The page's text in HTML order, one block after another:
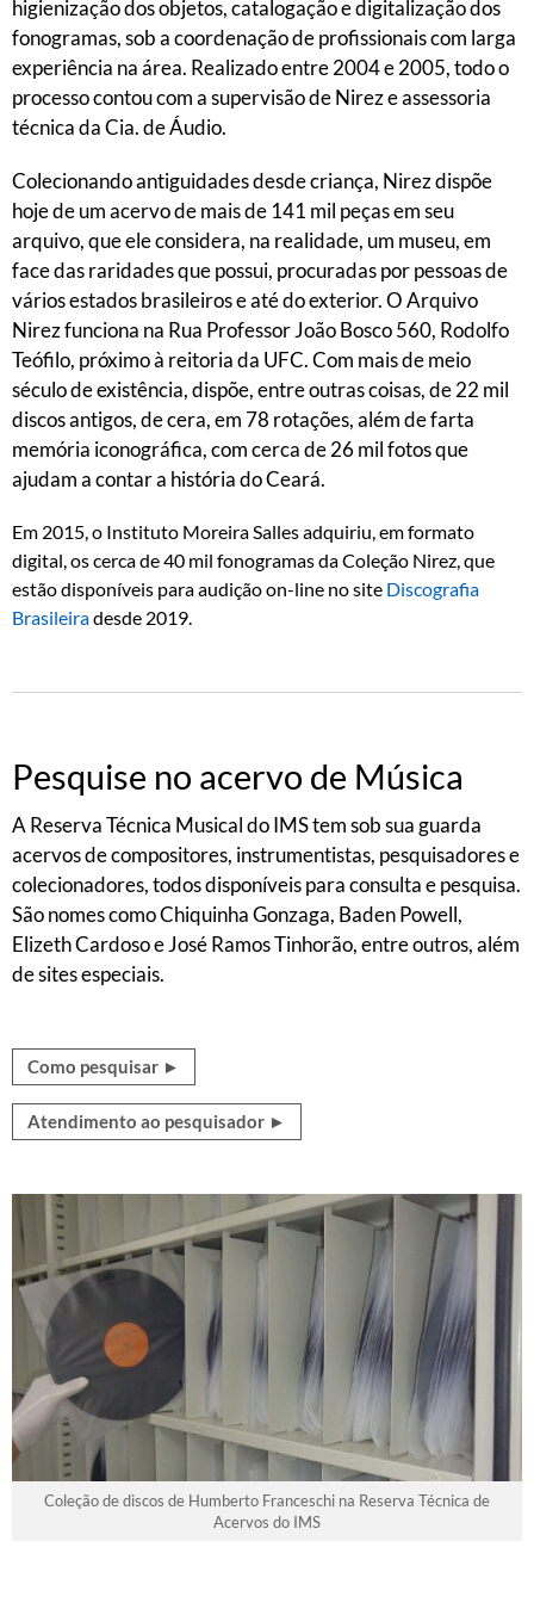
higienização dos objetos, catalogação e digitalização dos
fonogramas, sob a coordenação de profissionais com larga
experiência na área. Realizado entre 2004 e 2005, todo o
processo contou com a supervisão de Nirez e assessoria
técnica da Cia. de Áudio.
Colecionando antiguidades desde criança, Nirez dispõe
hoje de um acervo de mais de 141 mil peças em seu
arquivo, que ele considera, na realidade, um museu, em
face das raridades que possui, procuradas por pessoas de
vários estados brasileiros e até do exterior. O Arquivo
Nirez funciona na Rua Professor João Bosco 560, Rodolfo
Teófilo, próximo à reitoria da UFC. Com mais de meio
século de existência, dispõe, entre outras coisas, de 22 mil
discos antigos, de cera, em 78 rotações, além de farta
memória iconográfica, com cerca de 26 mil fotos que
ajudam a contar a história do Ceará.
Em 2015, o Instituto Moreira Salles adquiriu, em formato
digital, os cerca de 40 mil fonogramas da Coleção Nirez, que
estão disponíveis para audição on-line no site Discografia
Brasileiradesde 2019.
Pesquise no acervo de Música
A Reserva Técnica Musical do IMS tem sob sua guarda
acervos de compositores, instrumentistas, pesquisadores e
colecionadores, todos disponíveis para consulta e pesquisa.
São nomes como Chiquinha Gonzaga, Baden Powell,
Elizeth Cardoso e José Ramos Tinhorão, entre outros, além
de sites especiais.
Como pesquisar ►
Atendimento ao pesquisador ►
Coleção de discos de Humberto Franceschi na Reserva Técnica de
Acervos do IMS